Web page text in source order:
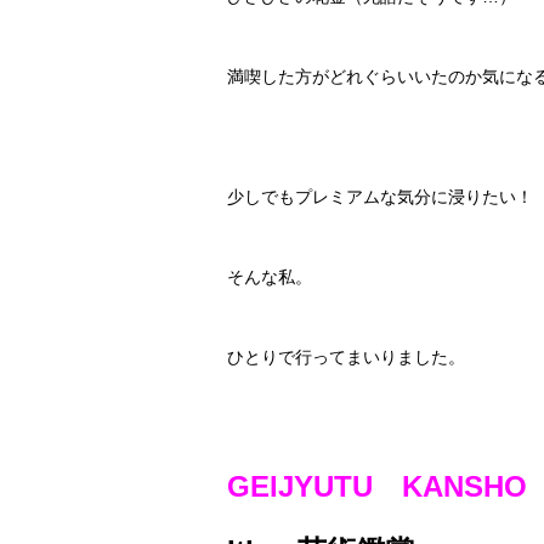
満喫した方がどれぐらいいたのか気にな
少しでもプレミアムな気分に浸りたい！
そんな私。
ひとりで行ってまいりました。
GEIJYUTU KANSHO